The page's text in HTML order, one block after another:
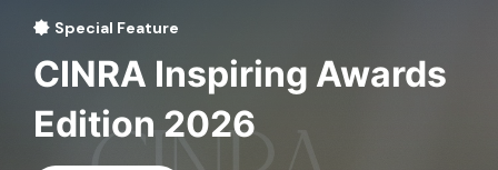
Special Feature
CINRA Inspiring Awards
Edition 2026